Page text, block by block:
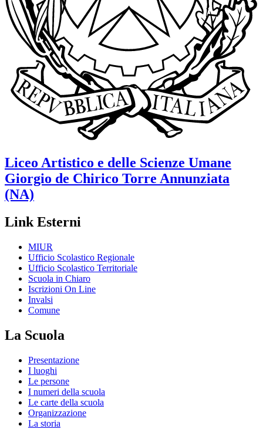
Liceo Artistico e delle Scienze Umane
Giorgio de Chirico Torre Annunziata
(NA)
Link Esterni
MIUR
Ufficio Scolastico Regionale
Ufficio Scolastico Territoriale
Scuola in Chiaro
Iscrizioni On Line
Invalsi
Comune
La Scuola
Presentazione
I luoghi
Le persone
I numeri della scuola
Le carte della scuola
Organizzazione
La storia